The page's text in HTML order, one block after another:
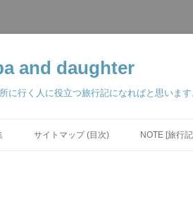
and daughter
行く人に役立つ旅行記になればと思います
サイトマップ (目次) NOTE [旅行